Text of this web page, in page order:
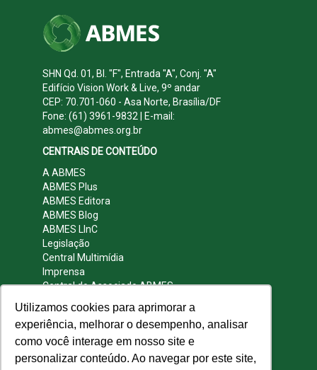
Utilizamos cookies para aprimorar a
experiência, melhorar o desempenho, analisar
como você interage em nosso site e
personalizar conteúdo. Ao navegar por este site,
SHN Qd. 01, Bl. "F", Entrada "A", Conj. "A"
Edifício Vision Work & Live, 9º andar
CEP: 70.701-060 - Asa Norte, Brasília/DF
Fone: (61) 3961-9832 | E-mail:
abmes@abmes.org.br
CENTRAIS DE CONTEÚDO
A ABMES
ABMES Plus
ABMES Editora
ABMES Blog
ABMES LInC
Legislação
Central Multimídia
Imprensa
Central do Associado ABMES
REDES SOCIAIS